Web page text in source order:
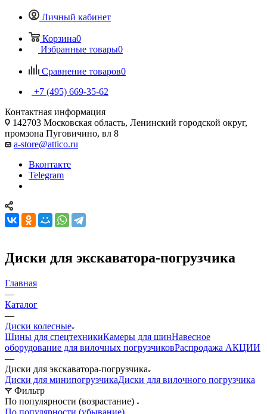
Личный кабинет
Корзина0
Избранные товары0
Сравнение товаров0
+7 (495) 669-35-62
Контактная информация
142703 Московская область, Ленинский городской округ,
промзона Пуговичино, вл 8
a-store@attico.ru
Вконтакте
Telegram
Диски для экскаватора-погрузчика
Главная
—
Каталог
—
Диски колесные
Шины для спецтехникиКамеры для шинНавесное
оборудование для вилочных погрузчиковРаспродажа АКЦИИ
—
Диски для экскаватора-погрузчика
Диски для минипогрузчикаДиски для вилочного погрузчика
Фильтр
По популярности (возрастание)
По популярности (убывание)